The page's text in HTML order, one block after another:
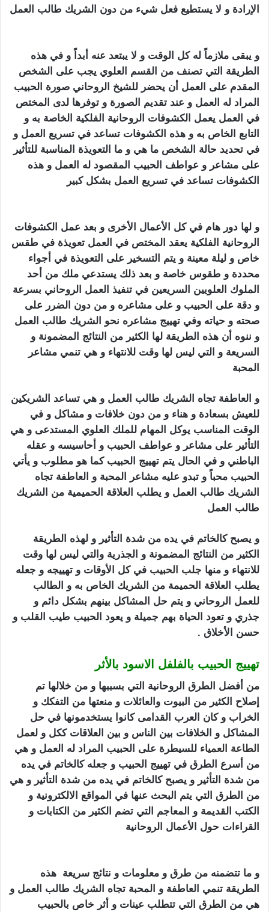
الإرادة و لا يستطيع فعل شيء من دون الشريك طالب العمل
و يبقى ملازماً له كل الوقت و لا يبتعد عنه أبداً و في هذه
الطريقة التي تصنف من القسم العلوي يجب على الشخص
المقدم على العمل أن يحضر للشيخ الروحاني صورة الحبيب
المراد له العمل و عند تقديم الصورة و توفرها لدى المختص
في العمل يعمل الكشوفات الروحانية الفلكية الخاصة به و
التابع الخاص به و هذه الكشوفات تساعد في تسريع العمل و
في تحديد حالة الشخص ما هي و ما التعويذة المناسبة للتأثير
على مشاعر و عواطف الحبيب المقصود له العمل و هذه
الكشوفات تساعد في تسريع العمل بشكل كبير
و لها دور هام في كل الأعمال الأخرى و بعد عمل الكشوفات
الروحانية الفلكية يعقد المختص في العمل تعويذة في طقس
خاص و ليلة معينة و يتم التسخير على التعويذة في أجواء
محددة و طقوس خاصة و بعد ذلك يستدعي ملك من أحد
الملوك العلويين السريعين في تنفيذ العمل الروحاني بسرعة
و دقة على الحبيب و على مشاعره و من دون الضرر على
صحته و حياته وفي تهييج مشاعره نحو الشريك طالب العمل
و ننوه أن هذه الطريقة لها الكثير من النتائج المضمونة و
السريعة و التي ليس لها وقت للانتهاء و هي تنمي مشاعر
المحبة
و العاطفة تجاه الشريك طالب العمل و هي تساعد الشريكين
للعيش بسعادة و هناء و من دون خلافات و مشاكل و في
الوقت المناسب يوكل المهام للملك العلوي المستدعى و هي
التأثير على مشاعر و عواطف الحبيب و أحاسيسه و عقله
الباطني و في الحال يتم تهييج الحبيب كما هو مطلوب و يأتي
الحبيب محباً و تبدو عليه مشاعر المحبة و العاطفة تجاه
الشريك طالب العمل و يطلب العلاقة الحميمية من الشريك
طالب العمل
و يصبح كالخاتم في يده من شدة التأثير و لهذه الطريقة
الكثير من النتائج المضمونة و الجذرية والتي ليس لها وقت
للانتهاء و منها جلب الحبيب في كل الأوقات و تهييجه و جعله
يطلب العلاقة الحميمة من الشريك الخاص به و الطالب
للعمل الروحاني و يتم حل المشاكل بينهم بشكل دائم و
جذري و تعود الحياة بهم جميلة و يعود الحبيب طيب القلب و
حسن الأخلاق .
تهييج الحبيب بالفلفل الاسود بالأثر
من أفضل الطرق الروحانية التي بسببها و من خلالها تم
إصلاح الكثير من البيوت والعائلات و منعتها من التفكك و
الخراب و كان العرب القدامى كانوا يستخدمونها في حل
المشاكل و الخلافات بين الناس و بين العلاقات ككل و لعمل
الطاعة العمياء للسيطرة على الحبيب المراد له العمل و هي
من أسرع الطرق في تهييج الحبيب و جعله كالخاتم في يده
من شدة التأثير و يصبح كالخاتم في يده من شدة التأثير و هي
من الطرق التي يتم البحث عنها في المواقع الالكترونية و
الكتب القديمة و المعاجم التي تضم الكثير من الكتابات و
القراءات حول الأعمال الروحانية
و ما تتضمنه من طرق و معلومات و نتائج سريعة هذه
الطريقة تنمي العاطفة و المحبة تجاه الشريك طالب العمل و
هي من الطرق التي تتطلب عينات و أثر خاص بالحبيب